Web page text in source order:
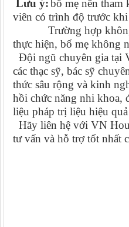
Lưu ý:bố mẹ nên tham
viên có trình độ trước khi
Trường hợp không
thực hiện, bố mẹ không
Đội ngũ chuyên gia tại
các thạc sỹ, bác sỹ
thức sâu rộng và kinh
hồi chức năng nhi khoa,
liệu pháp trị liệu hiệu
Hãy liên hệ với VN
tư vấn và hỗ trợ tốt nhất